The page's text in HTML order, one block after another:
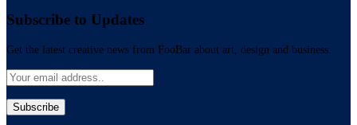
Subscribe to Updates
Get the latest creative news from FooBar about art, design and business.